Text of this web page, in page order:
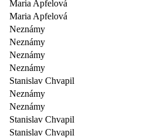
Maria Apfelová
Maria Apfelová
Neznámy
Neznámy
Neznámy
Neznámy
Stanislav Chvapil
Neznámy
Neznámy
Stanislav Chvapil
Stanislav Chvapil